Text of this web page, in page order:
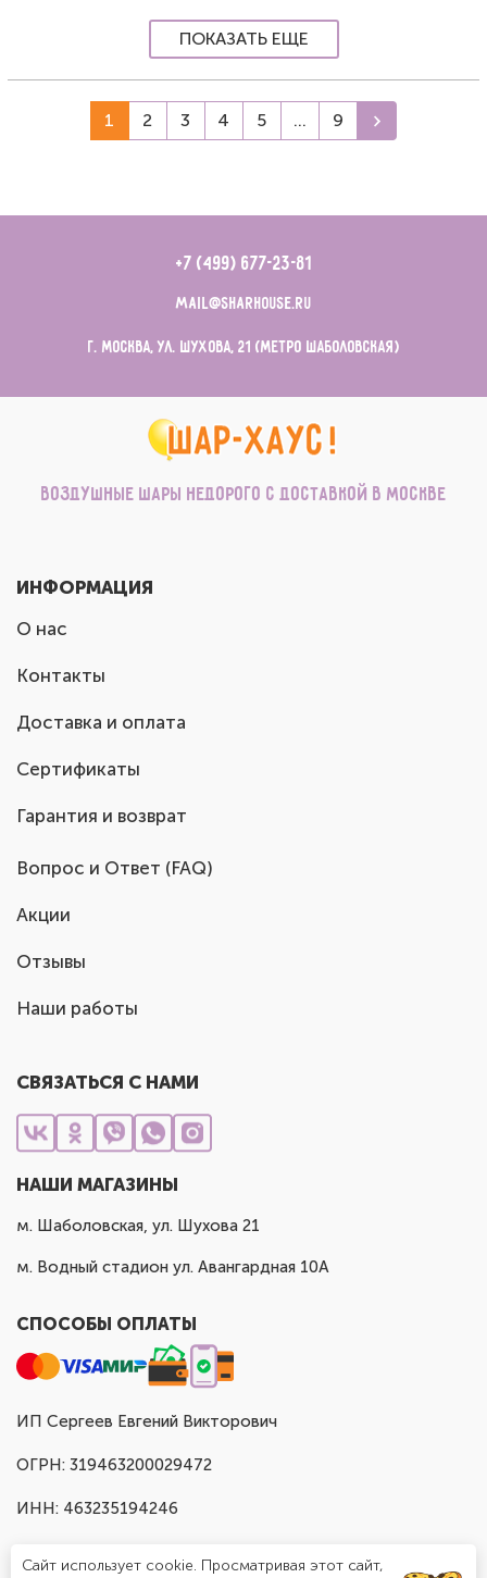
ПОКАЗАТЬ ЕЩЕ
1 2 3 4 5 ... 9
+7 (499) 677-23-81
mail@sharhouse.ru
г. Москва, ул. Шухова, 21 (метро Шаболовская)
Воздушные шары недорого с доставкой в Москве
ИНФОРМАЦИЯ
О нас
Контакты
Доставка и оплата
Сертификаты
Гарантия и возврат
Вопрос и Ответ (FAQ)
Акции
Отзывы
Наши работы
СВЯЗАТЬСЯ С НАМИ
НАШИ МАГАЗИНЫ
м. Шаболовская, ул. Шухова 21
м. Водный стадион ул. Авангардная 10А
СПОСОБЫ ОПЛАТЫ
ИП Сергеев Евгений Викторович
ОГРН: 319463200029472
ИНН: 463235194246
Сайт использует cookie. Просматривая этот сайт,